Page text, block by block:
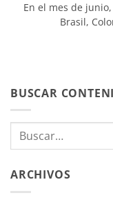
En el mes de
Brasil,
BUSCAR
ARCHIVOS